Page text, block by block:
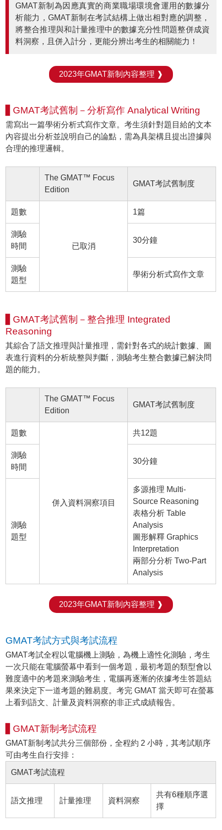
GMAT新制為因應真實的商業職場環境會運用的數據分
析能力，GMAT新制在考試結構上做出相對應的調整，
將整合推理與和計量推理中的數據充分性問題整併成資
料洞察，且併入計分，更能分辨出考生的相關能力！
2023年GMAT新制內容整理 ❱
▋GMAT考試舊制－分析寫作 Analytical Writing
需寫出一篇學術分析式寫作文章。考生須針對題目給的文本
內容提出分析並說明自己的論點，需為具架構且提出證據與
合理的推理邏輯。
The GMAT™ Focus
Edition
GMAT考試舊制度
題數
已取消
1篇
測驗
時間
30分鐘
測驗
題型
學術分析式寫作文章
▋GMAT考試舊制－整合推理 Integrated
Reasoning
其綜合了語文推理與計量推理，需針對各式的統計數據、圖
表進行資料的分析統整與判斷，測驗考生整合數據已解決問
題的能力。
The GMAT™ Focus
Edition
GMAT考試舊制度
題數
併入資料洞察項目
共12題
測驗
時間
30分鐘
測驗
題型
多源推理 Multi-
Source Reasoning
表格分析 Table
Analysis
圖形解釋 Graphics
Interpretation
兩部分分析 Two-Part
Analysis
2023年GMAT新制內容整理 ❱
GMAT考試方式與考試流程
GMAT考試全程以電腦機上測驗，為機上適性化測驗，考生
一次只能在電腦螢幕中看到一個考題，最初考題的類型會以
難度適中的考題來測驗考生，電腦再逐漸的依據考生答題結
果來決定下一道考題的難易度。考完 GMAT 當天即可在螢幕
上看到語文、計量及資料洞察的非正式成績報告。
▋GMAT新制考試流程
GMAT新制考試共分三個部份，全程約 2 小時，其考試順序
可由考生自行安排：
GMAT考試流程
語文推理 計量推理 資料洞察
共有6種順序選
擇